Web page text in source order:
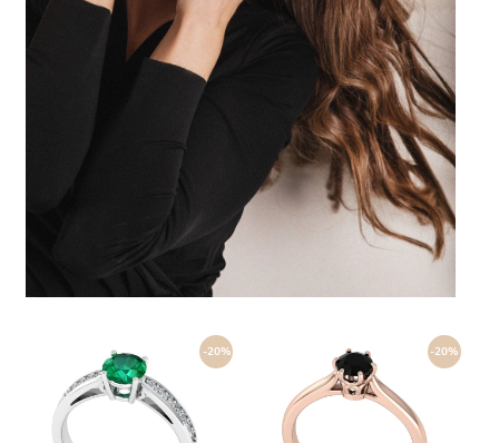
-20% -20%